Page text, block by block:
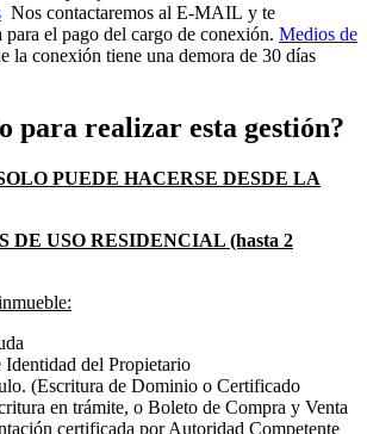
Nos contactaremos al E-MAIL y te
para el pago del cargo de conexión. Medios de
la conexión tiene una demora de 30 días
para realizar esta gestión?
PUEDE HACERSE DESDE LA
DE USO RESIDENCIAL (hasta 2
Identidad del Propietario
(Escritura de Dominio o Certificado
en trámite, o Boleto de Compra y Venta
certificada por Autoridad Competente